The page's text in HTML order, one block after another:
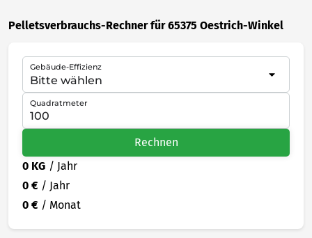
Pelletsverbrauchs-Rechner für 65375 Oestrich-Winkel
Gebäude-Effizienz
Quadratmeter
Rechnen
0 KG / Jahr
0 € / Jahr
0 € / Monat